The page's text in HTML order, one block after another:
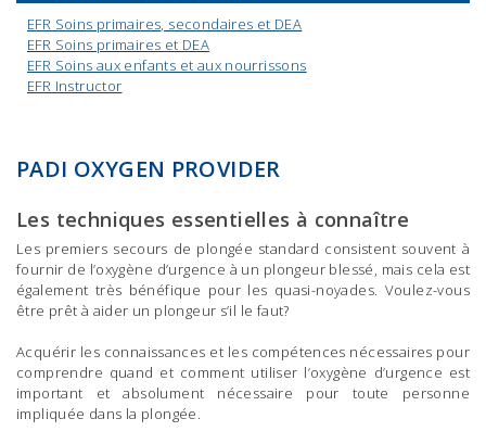
EFR Soins primaires, secondaires et DEA
EFR Soins primaires et DEA
EFR Soins aux enfants et aux nourrissons
EFR Instructor
PADI OXYGEN PROVIDER
Les techniques essentielles à connaître
Les premiers secours de plongée standard consistent souvent à
fournir de l’oxygène d’urgence à un plongeur blessé, mais cela est
également très bénéfique pour les quasi-noyades. Voulez-vous
être prêt à aider un plongeur s’il le faut?
Acquérir les connaissances et les compétences nécessaires pour
comprendre quand et comment utiliser l’oxygène d’urgence est
important et absolument nécessaire pour toute personne
impliquée dans la plongée.